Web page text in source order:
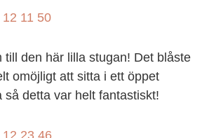
till den här lilla stugan! Det blåste
omöjligt att sitta i ett öppet
så detta var helt fantastiskt!